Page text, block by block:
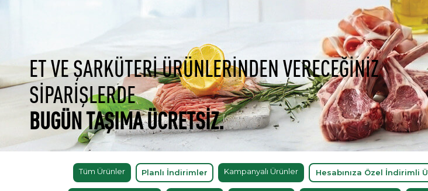
ET VE ŞARKÜTERİ ÜRÜNLERİNDEN VERECEĞİNİZ
SİPARİŞLERDE
BUGÜN TAŞIMA ÜCRETSİZ.
Tüm Ürünler Planlı İndirimler Kampanyalı Ürünler Hesabınıza Özel İndirimli